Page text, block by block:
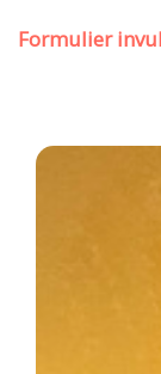
Formulier